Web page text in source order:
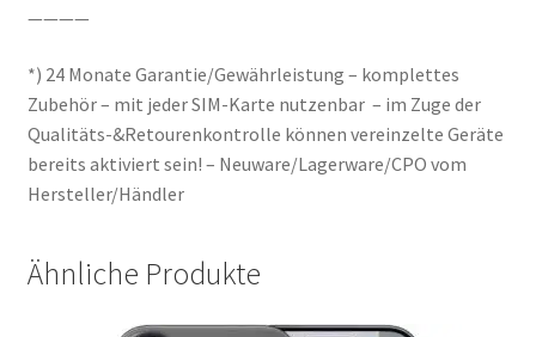
————
*) 24 Monate Garantie/Gewährleistung – komplettes
Zubehör – mit jeder SIM-Karte nutzenbar – im Zuge der
Qualitäts-&Retourenkontrolle können vereinzelte Geräte
bereits aktiviert sein! – Neuware/Lagerware/CPO vom
Hersteller/Händler
Ähnliche Produkte